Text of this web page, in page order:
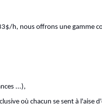
h, nous offrons une gamme
...),
où chacun se sent à l'aise